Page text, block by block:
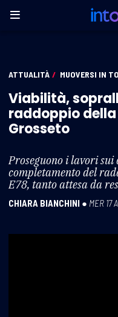
ATTUALITÀ / MUOVERSI IN
Viabilità,
raddoppio della
Grosseto
Proseguono i lavori
completamento del
E78, tanto attesa da
CHIARA BIANCHINI ● MER 17